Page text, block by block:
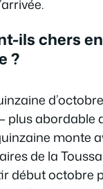
ils chers
?
plus abordable
monte
de la
début octobre